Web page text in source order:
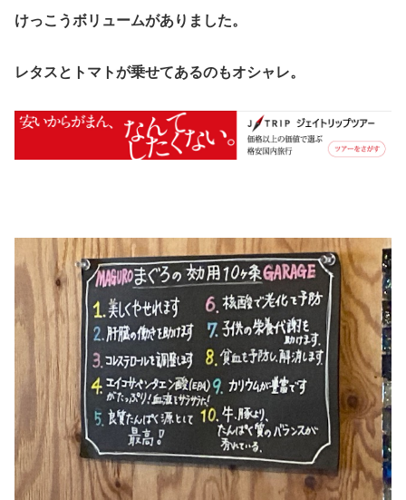
けっこうボリュームがありました。
レタスとトマトが乗せてあるのもオシャレ。